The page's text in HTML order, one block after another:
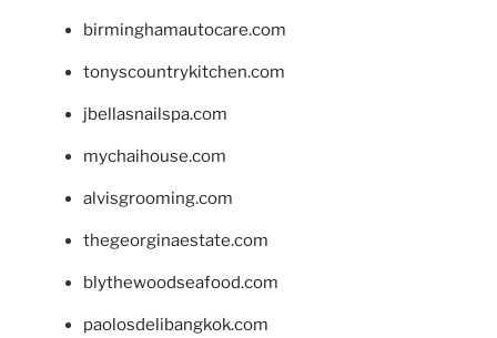
birminghamautocare.com
tonyscountrykitchen.com
jbellasnailspa.com
mychaihouse.com
alvisgrooming.com
thegeorginaestate.com
blythewoodseafood.com
paolosdelibangkok.com